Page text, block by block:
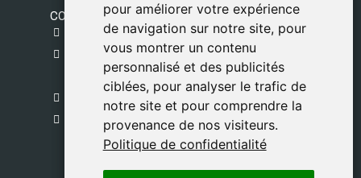
pour améliorer votre expérience
de navigation sur notre site, pour
vous montrer un contenu
personnalisé et des publicités
ciblées, pour analyser le trafic de
notre site et pour comprendre la
provenance de nos visiteurs.
Politique de confidentialité
pour améliorer votre expérience
de navigation sur notre site, pour
vous montrer un contenu
personnalisé et des publicités
ciblées, pour analyser le trafic de
notre site et pour comprendre la
provenance de nos visiteurs.
Politique de confidentialité
CONTACT
gestion@safeliz.com
C. del Pradillo, 6, 28770 Colmenar Viejo,
Madrid
+34 918 459 877
Lundi au Vendredi
09:00 - 13:00